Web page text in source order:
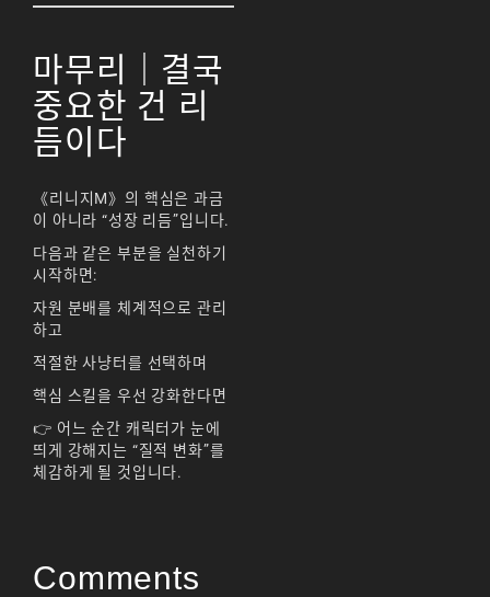
마무리｜결국
중요한 건 리
듬이다
《리니지M》의 핵심은 과금
이 아니라 “성장 리듬”입니다.
다음과 같은 부분을 실천하기
시작하면:
자원 분배를 체계적으로 관리
하고
적절한 사냥터를 선택하며
핵심 스킬을 우선 강화한다면
👉 어느 순간 캐릭터가 눈에
띄게 강해지는 “질적 변화”를
체감하게 될 것입니다.
Comments